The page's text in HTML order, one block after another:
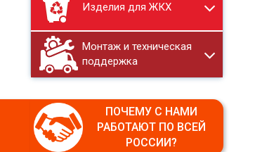
Изделия для ЖКХ
Монтаж и техническая
поддержка
ПОЧЕМУ С НАМИ
РАБОТАЮТ ПО ВСЕЙ
РОССИИ?